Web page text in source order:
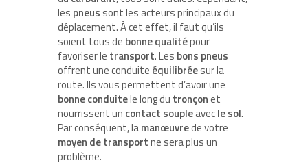
les pneus sont les acteurs principaux du
déplacement. À cet effet, il faut qu’ils
soient tous de bonne qualitépour
favoriser le transport. Les bons pneus
offrent une conduite équilibréesur la
route. Ils vous permettent d’avoir une
bonne conduitele long du tronçonet
nourrissent un contact soupleavecle sol.
Par conséquent, lamanœuvrede votre
moyen de transportne sera plus un
problème.